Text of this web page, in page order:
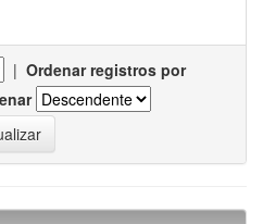
| Ordenar registros por